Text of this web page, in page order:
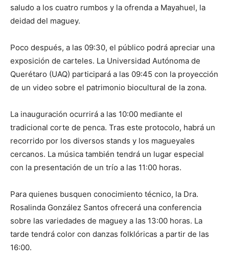
saludo a los cuatro rumbos y la ofrenda a Mayahuel, la
deidad del maguey.
Poco después, a las 09:30, el público podrá apreciar una
exposición de carteles. La Universidad Autónoma de
Querétaro (UAQ) participará a las 09:45 con la proyección
de un video sobre el patrimonio biocultural de la zona.
La inauguración ocurrirá a las 10:00 mediante el
tradicional corte de penca. Tras este protocolo, habrá un
recorrido por los diversos stands y los magueyales
cercanos. La música también tendrá un lugar especial
con la presentación de un trío a las 11:00 horas.
Para quienes busquen conocimiento técnico, la Dra.
Rosalinda González Santos ofrecerá una conferencia
sobre las variedades de maguey a las 13:00 horas. La
tarde tendrá color con danzas folklóricas a partir de las
16:00.